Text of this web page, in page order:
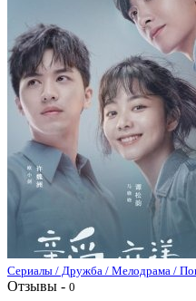
Сериалы / Дружба / Мелодрама /
Отзывы - 0